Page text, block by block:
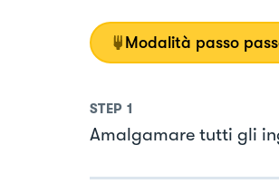
Modalità passo
STEP 1
Amalgamare tutti gli